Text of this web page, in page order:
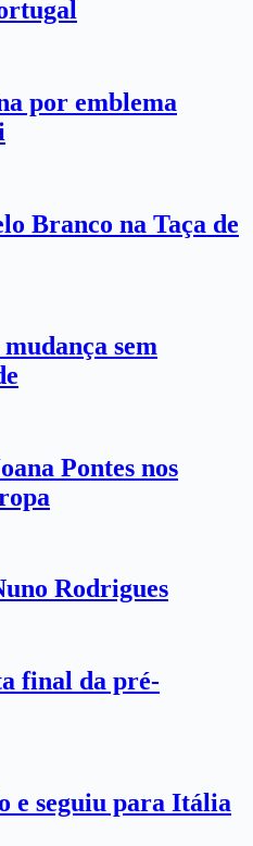
por emblema
Branco na Taça de
sem
Pontes nos
Rodrigues
final da pré-
e seguiu para Itália